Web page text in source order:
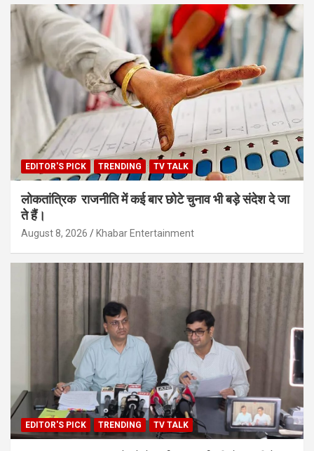
EDITOR'S PICK TRENDING TV TALK
लोकतांत्रिक राजनीति में कई बार छोटे चुनाव भी बड़े संदेश दे जा
ते हैं।
August 8, 2026 Khabar Entertainment
EDITOR'S PICK TRENDING TV TALK